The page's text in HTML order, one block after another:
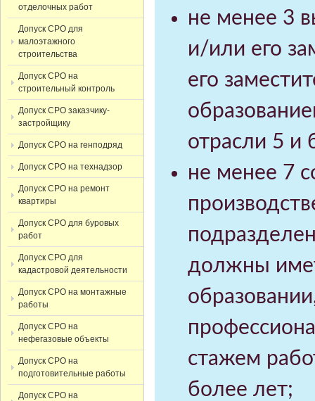
не менее 3
и/или его
его
отрасли 5 и
не менее 7
должны
стажем
более лет;
отделочных работ
Допуск СРО для
малоэтажного
строительства
Допуск СРО на
строительный контроль
Допуск СРО заказчику-
застройщику
Допуск СРО на генподряд
Допуск СРО на технадзор
Допуск СРО на ремонт
квартиры
Допуск СРО для буровых
работ
Допуск СРО для
кадастровой деятельности
Допуск СРО на монтажные
работы
Допуск СРО на
нефегазовые объекты
Допуск СРО на
подготовительные работы
Допуск СРО на